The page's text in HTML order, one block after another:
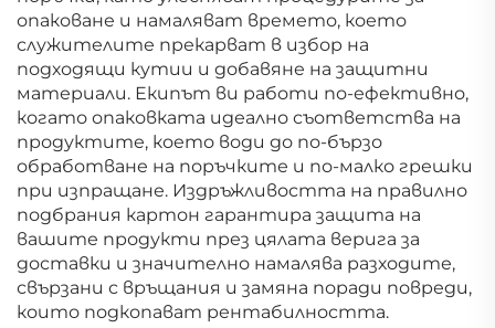
опаковане и намаляват времето, което
служителите прекарват в избор на
подходящи кутии и добавяне на защитни
материали. Екипът ви работи по-ефективно,
когато опаковката идеално съответства на
продуктите, което води до по-бързо
обработване на поръчките и по-малко грешки
при изпращане. Издръжливостта на правилно
подбрания картон гарантира защита на
вашите продукти през цялата верига за
доставки и значително намалява разходите,
свързани с връщания и замяна поради повреди,
които подкопават рентабилността.